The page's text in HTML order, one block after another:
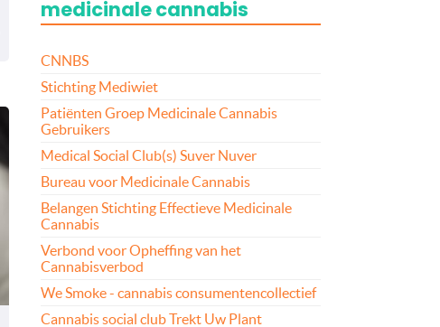
medicinale cannabis
CNNBS
Stichting Mediwiet
Patiënten Groep Medicinale Cannabis
Gebruikers
Medical Social Club(s) Suver Nuver
Bureau voor Medicinale Cannabis
Belangen Stichting Effectieve Medicinale
Cannabis
Verbond voor Opheffing van het
Cannabisverbod
We Smoke - cannabis consumentencollectief
Cannabis social club Trekt Uw Plant